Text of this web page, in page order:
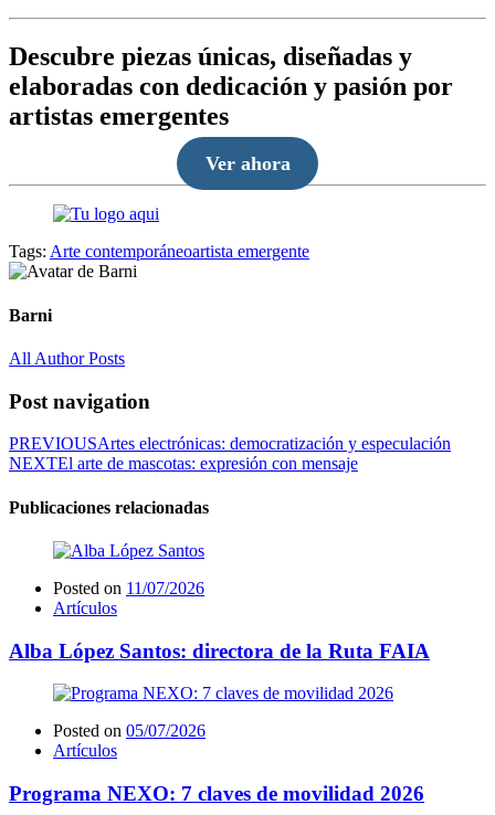
Descubre piezas únicas, diseñadas y
elaboradas con dedicación y pasión por
artistas emergentes
Ver ahora
Tags: Arte contemporáneoartista emergente
Barni
All Author Posts
Post navigation
PREVIOUSArtes electrónicas: democratización y especulación
NEXTEl arte de mascotas: expresión con mensaje
Publicaciones relacionadas
Posted on 11/07/2026
Artículos
Alba López Santos: directora de la Ruta FAIA
Posted on 05/07/2026
Artículos
Programa NEXO: 7 claves de movilidad 2026